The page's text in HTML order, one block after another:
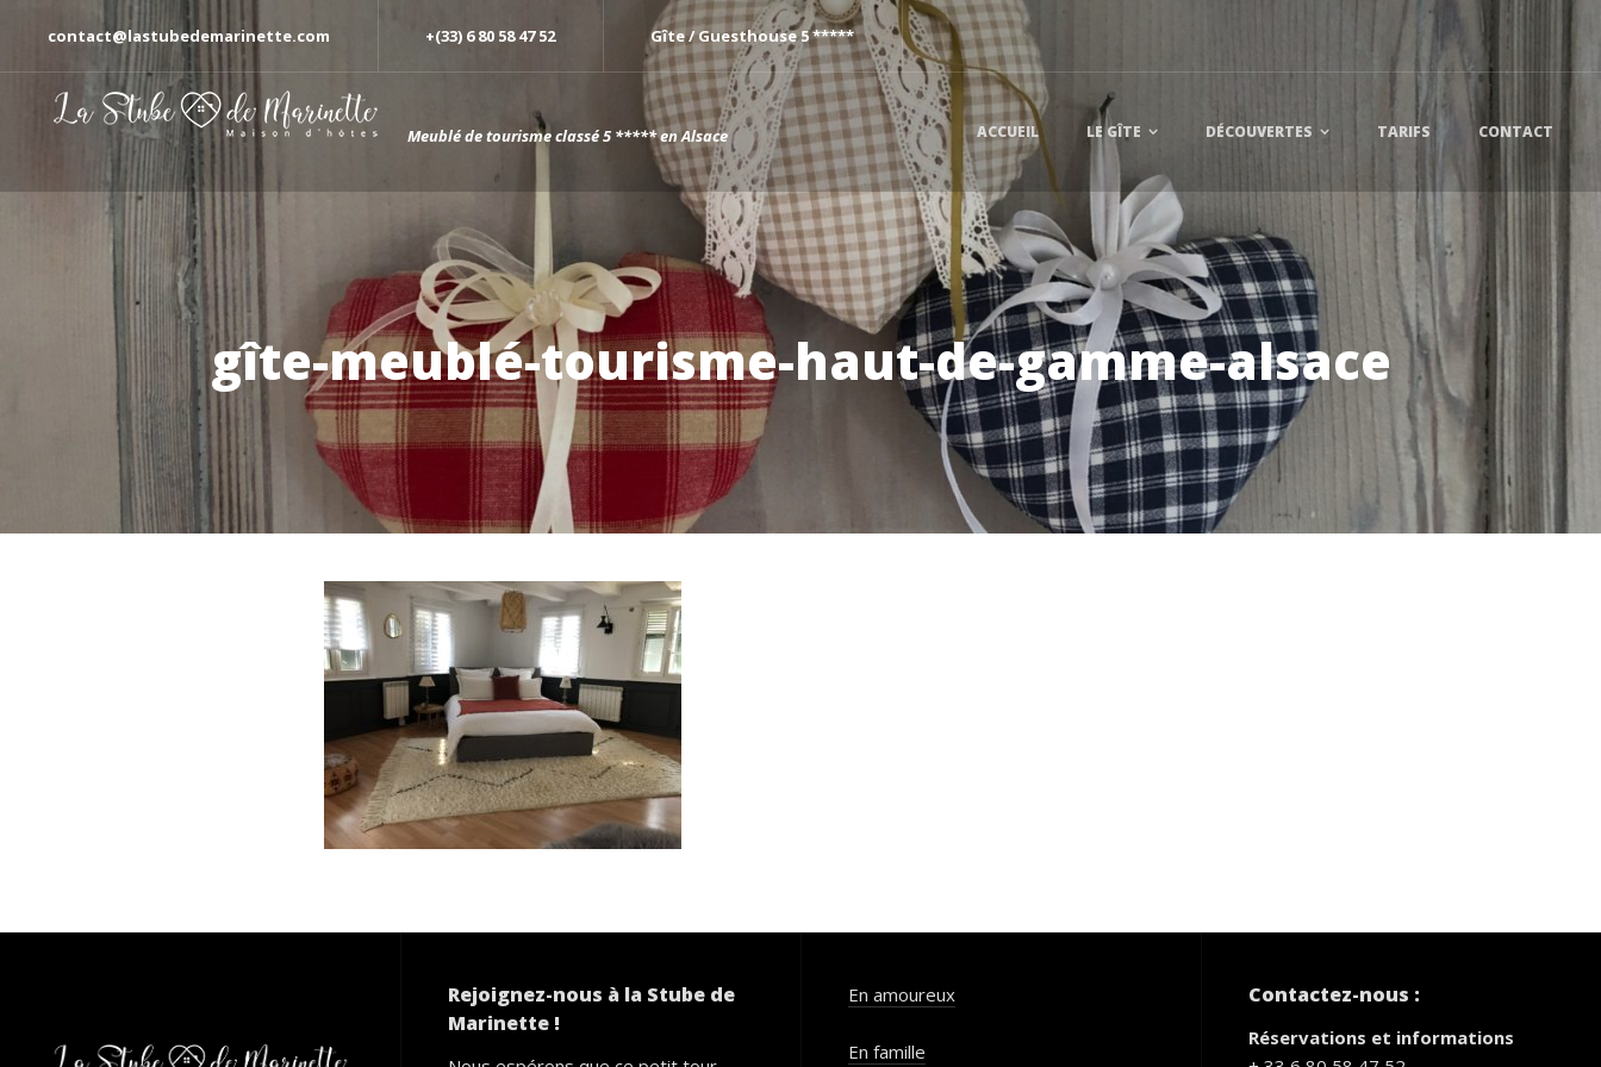
contact@lastubedemarinette.com +(33) 6 80 58 47 52 Gîte / Guesthouse 5 *****
Meublé de tourisme classé 5 ***** en Alsace ACCUEIL LE GÎTE DÉCOUVERTES TARIFS CONTACT
gîte-meublé-tourisme-haut-de-gamme-alsace
Rejoignez-nous à la Stube de
Marinette !
En amoureux
En famille
Contactez-nous :
Réservations et informations